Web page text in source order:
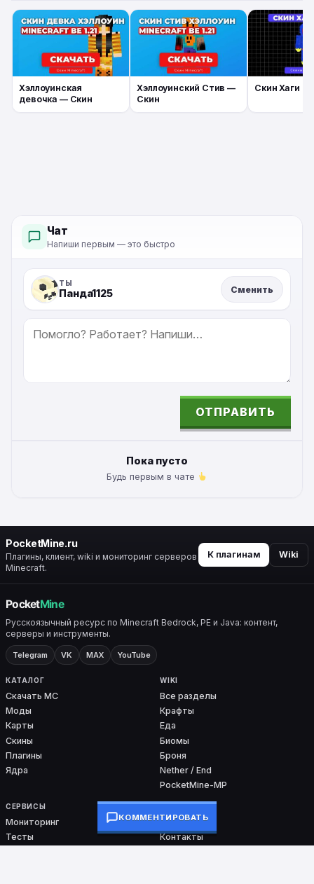
Хэллоуинская
девочка — Скин
Хэллоуинский Стив —
Скин
Скин Хаги
Чат
Напиши первым — это быстро
ТЫ
Панда1125 Сменить
СООБЩЕНИЕ
ОТПРАВИТЬ
Пока пусто
Будь первым в чате
PocketMine.ru
Плагины, клиент, wiki и мониторинг серверов
Minecraft.
К плагинам Wiki
Русскоязычный ресурс по Minecraft Bedrock, PE и Java: контент,
серверы и инструменты.
Telegram VK MAX YouTube
КАТАЛОГ
Скачать MC
Моды
Карты
Скины
Плагины
Ядра
WIKI
Все разделы
Крафты
Еда
Биомы
Броня
Nether / End
PocketMine-MP
СЕРВИСЫ
Мониторинг
Тесты
ПРОЕКТ
О проекте
Контакты
КОММЕНТИРОВАТЬ